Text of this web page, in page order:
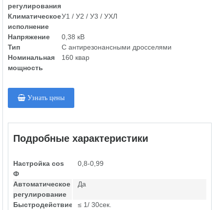
регулирования
Климатическое
исполнение
У1 / У2 / У3 / УХЛ
Напряжение
0,38 кВ
Тип
С антирезонансными дросселями
Номинальная
мощность
160 квар
Узнать цены
Подробные характеристики
Настройка cos
Ф
0,8-0,99
Автоматическое
регулирование
Да
Быстродействие
≤ 1/ 30сек.